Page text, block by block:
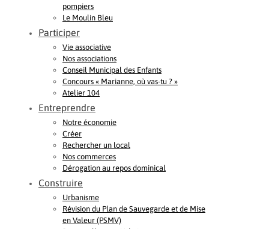
pompiers
Le Moulin Bleu
Participer
Vie associative
Nos associations
Conseil Municipal des Enfants
Concours « Marianne, où vas-tu ? »
Atelier 104
Entreprendre
Notre économie
Créer
Rechercher un local
Nos commerces
Dérogation au repos dominical
Construire
Urbanisme
Révision du Plan de Sauvegarde et de Mise
en Valeur (PSMV)